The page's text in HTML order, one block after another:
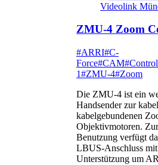
ZMU-4 Zoom
#ARRI#C-
Force#CAM
1#ZMU-4#Zoom
Die ZMU-4 ist ein
Handsender zur
kabelgebundenen
Objektivmotoren.
Benutzung verfügt
LBUS-Anschluss
Unterstützung um